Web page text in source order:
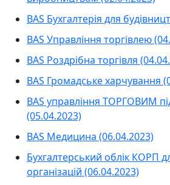
BAS Бухгалтерія для
BAS Управління торгівлею
BAS Роздрібна торгівля
BAS Громадське харчування
BAS управління ТОРГОВИМ
(05.04.2023)
BAS Медицина (06.04.2023)
Бухгалтерський облік КОРП
організацій (06.04.2023)